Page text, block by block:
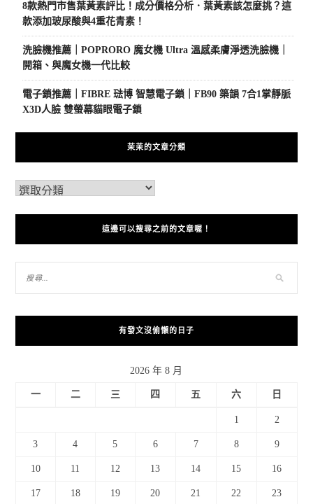
8款熱門市售葉黃素評比！成分價格分析．葉黃素該怎麼挑？這
款添加玻尿酸與4重花青素！
洗臉機推薦｜POPRORO 魔女機 Ultra 溫感柔膚淨透洗臉機｜
開箱、與魔女機一代比較
電子鎖推薦｜FIBRE 琺博 智慧電子鎖｜FB90 築韻 7合1掌靜脈
X3D人臉 雙螢幕貓眼電子鎖
茉茉的文章分類
這邊可以搜尋之前的文章喔！
有發文沒偷懶的日子
2026 年 8 月
一 二 三 四 五 六 日
1 2
3 4 5 6 7 8 9
10 11 12 13 14 15 16
17 18 19 20 21 22 23